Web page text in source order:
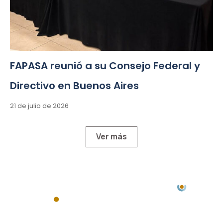
FAPASA reunió a su Consejo Federal y
Directivo en Buenos Aires
21 de julio de 2026
Ver más